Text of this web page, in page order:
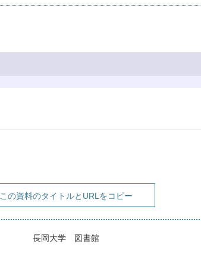
この資料のタイトルとURLをコピー
長岡大学 図書館